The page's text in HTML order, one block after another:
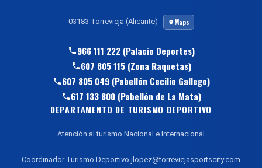
03183 Torrevieja (Alicante) Maps
966 111 222 (Palacio Deportes)
607 805 115 (Zona Raquetas)
607 805 049 (Pabellón Cecilio Gallego)
617 133 800 (Pabellón de La Mata)
DEPARTAMENTO DE TURISMO DEPORTIVO
Atención al turismo Nacional e Internacional
Coordinador Turismo Deportivo jlopez@torreviejasportscity.com